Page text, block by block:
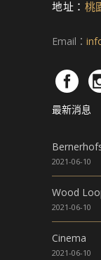
地址： 桃
Email：
最新消息
2021-06-10
Wood
2021-06-10
Cinema
2021-06-10